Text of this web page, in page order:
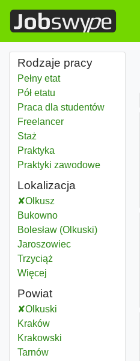
Rodzaje pracy
Pełny etat
Pół etatu
Praca dla studentów
Freelancer
Staż
Praktyka
Praktyki zawodowe
Lokalizacja
Olkusz
Bukowno
Bolesław (Olkuski)
Jaroszowiec
Trzyciąż
Więcej
Powiat
Olkuski
KrakówPowiat
Krakowski
TarnówPowiat